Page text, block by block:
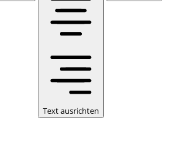
Text ausrichten